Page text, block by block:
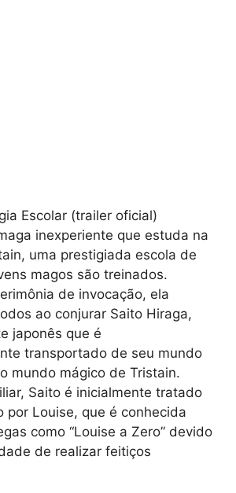
Escolar (trailer oficial)
inexperiente que estuda na
uma prestigiada escola de
magos são treinados.
de invocação, ela
ao conjurar Saito Hiraga,
japonês que é
transportado de seu mundo
mundo mágico de Tristain.
Saito é inicialmente tratado
por Louise, que é conhecida
como “Louise a Zero” devido
de realizar feitiços